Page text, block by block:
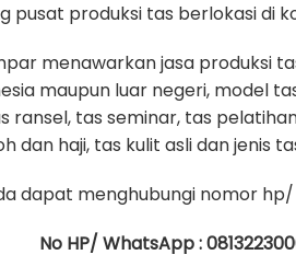
pusat produksi tas berlokasi di
menawarkan jasa produksi
maupun luar negeri, model
ransel, tas seminar, tas
dan haji, tas kulit asli dan jenis
dapat menghubungi nomor
No HP/ WhatsApp :